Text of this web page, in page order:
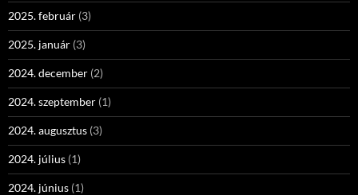
2025. február (3)
2025. január (3)
2024. december (2)
2024. szeptember (1)
2024. augusztus (3)
2024. július (1)
2024. június (1)